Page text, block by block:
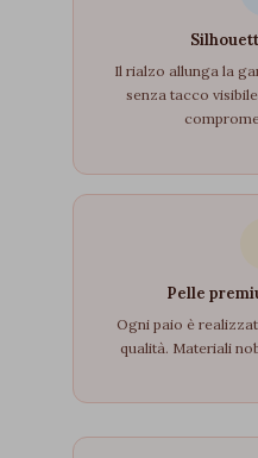
Il rialzo allunga la
senza tacco
Pelle
Ogni paio è
qualità. Materiali